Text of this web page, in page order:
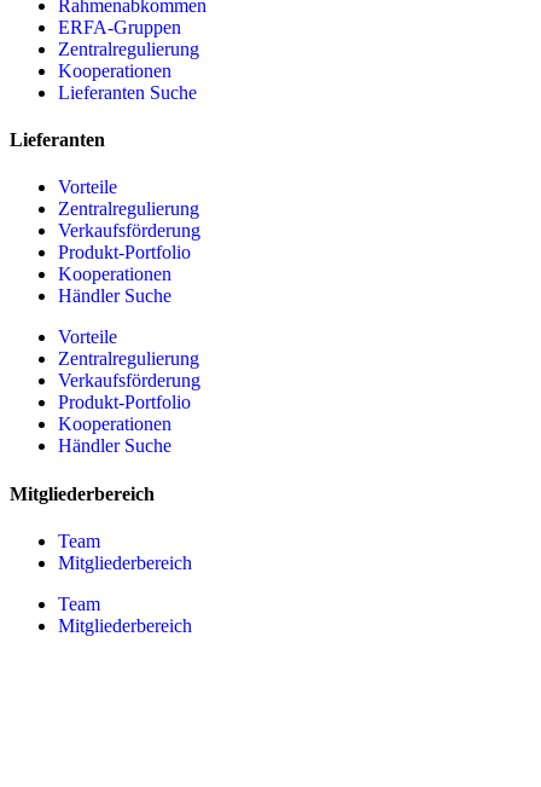
Rahmenabkommen
ERFA-Gruppen
Zentralregulierung
Kooperationen
Lieferanten Suche
Lieferanten
Vorteile
Zentralregulierung
Verkaufsförderung
Produkt-Portfolio
Kooperationen
Händler Suche
Vorteile
Zentralregulierung
Verkaufsförderung
Produkt-Portfolio
Kooperationen
Händler Suche
Mitgliederbereich
Team
Mitgliederbereich
Team
Mitgliederbereich